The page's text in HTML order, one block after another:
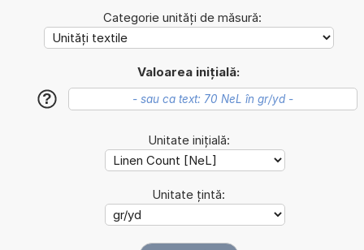
Categorie unități de măsură:
Valoarea inițială:
?
Unitate inițială:
Unitate țintă: